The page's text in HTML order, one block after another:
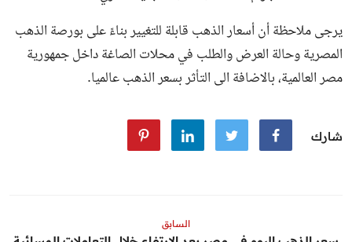
يرجى ملاحظة أن أسعار الذهب قابلة للتغيير بناءً على بورصة الذهب
المصرية وحالة العرض والطلب في محلات الصاغة داخل جمهورية
مصر العالمية، بالاضافة الى التأثر بسعر الذهب عالميا.
شارك
السابق